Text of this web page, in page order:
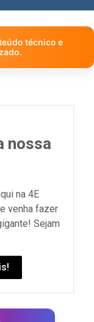
técnico e
nossa
na 4E
venha fazer
Sejam